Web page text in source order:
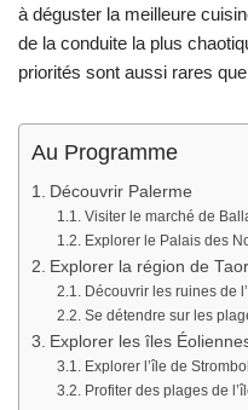
à déguster la meilleure
de la conduite la plus
priorités sont aussi rares
Au Programme
Découvrir Palerme
Visiter le marché de
Explorer le Palais des
Explorer la région de
Découvrir les ruines de
Se détendre sur les
Explorer les îles
Explorer l’île de
Profiter des plages de